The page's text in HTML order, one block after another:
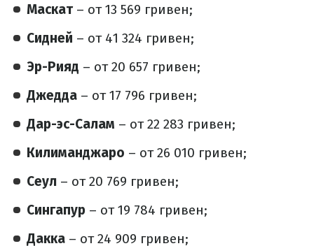
Маскат – от 13 569 гривен;
Сидней – от 41 324 гривен;
Эр-Рияд – от 20 657 гривен;
Джедда – от 17 796 гривен;
Дар-эс-Салам – от 22 283 гривен;
Килиманджаро – от 26 010 гривен;
Сеул – от 20 769 гривен;
Сингапур – от 19 784 гривен;
Дакка – от 24 909 гривен;